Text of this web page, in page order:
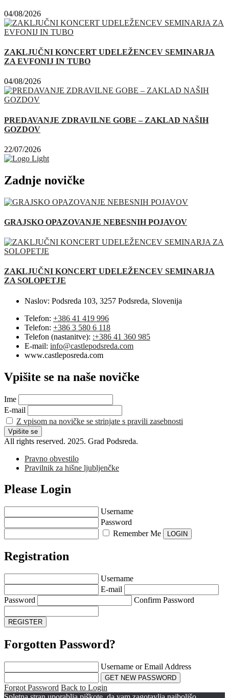
04/08/2026
ZAKLJUČNI KONCERT UDELEŽENCEV SEMINARJA
ZA EVFONIJ IN TUBO
04/08/2026
PREDAVANJE ZDRAVILNE GOBE – ZAKLAD NAŠIH
GOZDOV
22/07/2026
Zadnje novičke
GRAJSKO OPAZOVANJE NEBESNIH POJAVOV
ZAKLJUČNI KONCERT UDELEŽENCEV SEMINARJA
ZA SOLOPETJE
Naslov: Podsreda 103, 3257 Podsreda, Slovenija
Telefon: +386 41 419 996
Telefon: +386 3 580 6 118
Telefon (nastanitve): :+386 41 360 985
E-mail: info@castlepodsreda.com
www.castleposreda.com
Vpišite se na naše novičke
Ime
E-mail
Z vpisom na novičke se strinjate s pravili zasebnosti
All rights reserved. 2025. Grad Podsreda.
Pravno obvestilo
Pravilnik za hišne ljubljenčke
Please Login
Username
Password
Remember Me
Registration
Username
E-mail
Password
Confirm Password
Forgotten Password?
Username or Email Address
Forgot Password Back to Login